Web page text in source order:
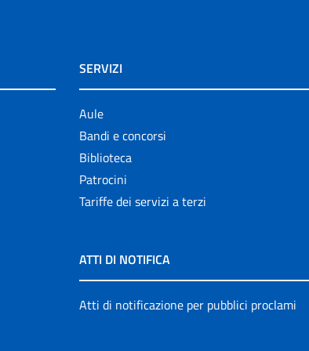
SERVIZI
Aule
Bandi e concorsi
Biblioteca
Patrocini
Tariffe dei servizi a terzi
ATTI DI NOTIFICA
Atti di notificazione per pubblici proclami